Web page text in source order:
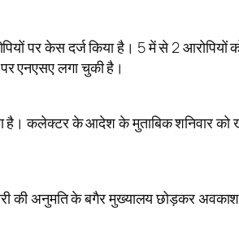
पर केस दर्ज किया है। 5 में से 2 आरोपियों
एनएसए लगा चुकी है।
है। कलेक्टर के आदेश के मुताबिक शनिवार को
की अनुमति के बगैर मुख्यालय छोड़कर